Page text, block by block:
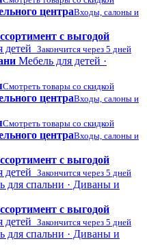
центраВходы, салоны и
с выгодой
детей Закончится через 5 дней
Мебель для детей ·
Смотреть товары со скидкой
центраВходы, салоны и
Смотреть товары со скидкой
центраВходы, салоны и
с выгодой
детей Закончится через 5 дней
для спальни · Диваны и
с выгодой
детей Закончится через 5 дней
для спальни · Диваны и